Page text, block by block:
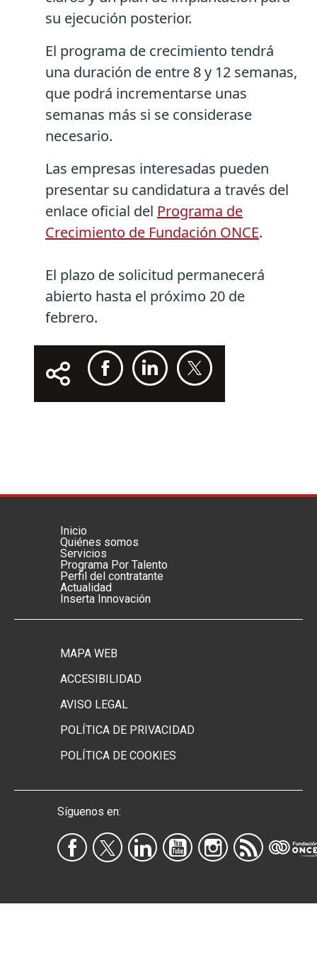
su ejecución posterior.
El programa de crecimiento tendrá
una duración de entre 8 y 12 semanas,
que podrá incrementarse unas
semanas más si se considerase
necesario.
Las empresas interesadas pueden
presentar su candidatura a través del
enlace oficial del Programa de
Crecimiento de Fundación ONCE.
El plazo de solicitud permanecerá
abierto hasta el próximo 20 de
febrero.
Menú footer principal
Inicio
Quiénes somos
Servicios
Programa Por Talento
Perfil del contratante
Actualidad
Inserta Innovación
Menú footer secundario
MAPA WEB
ACCESIBILIDAD
AVISO LEGAL
POLÍTICA DE PRIVACIDAD
POLÍTICA DE COOKIES
Síguenos en: